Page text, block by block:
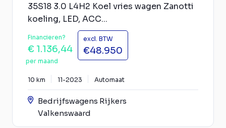
35S18 3.0 L4H2 Koel vries wagen Zanotti
koeling, LED, ACC...
Financieren?
€ 1.136,44
per maand
excl. BTW
€48.950
10 km 11-2023 Automaat
Bedrijfswagens Rijkers
Valkenswaard